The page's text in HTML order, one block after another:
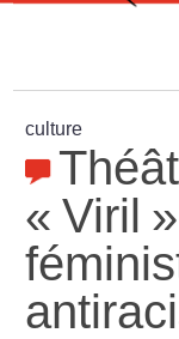
culture
« Viril